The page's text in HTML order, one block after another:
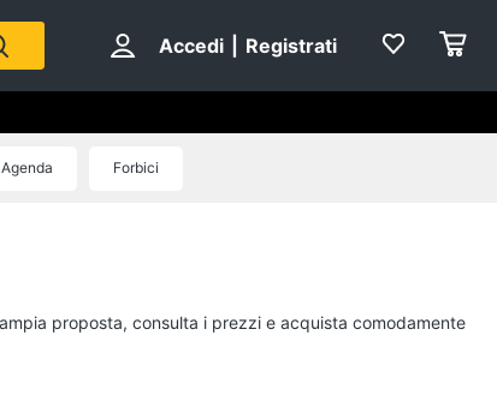
Accedi Registrati
Agenda Forbici
proposta, consulta i prezzi e acquista comodamente